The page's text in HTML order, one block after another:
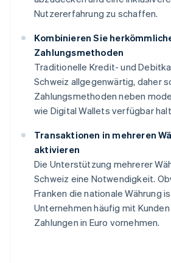
Nutzererfahrung zu schaffen.
Kombinieren Sie
Zahlungsmethoden
Traditionelle Kredit- und
Schweiz allgegenwärtig, daher
Zahlungsmethoden neben
wie Digital Wallets verfügbar
Transaktionen in mehreren
aktivieren
Die Unterstützung mehrerer
Schweiz eine Notwendigkeit.
Franken die nationale Währung
Unternehmen häufig mit
Zahlungen in Euro vornehmen.